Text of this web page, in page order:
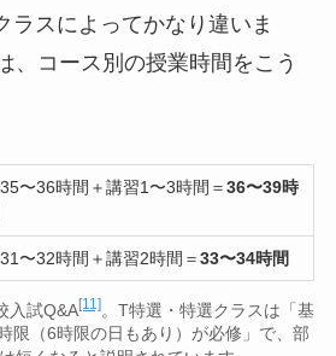
ラスによってかなり違いま
、コース別の授業時間をこう
〜36時間＋講習1〜3時間＝36〜39時
〜32時間＋講習2時間＝33〜34時間
入試Q&A[11]。T特選・特選クラスは「基
限（6時限の日もあり）が必修」で、部